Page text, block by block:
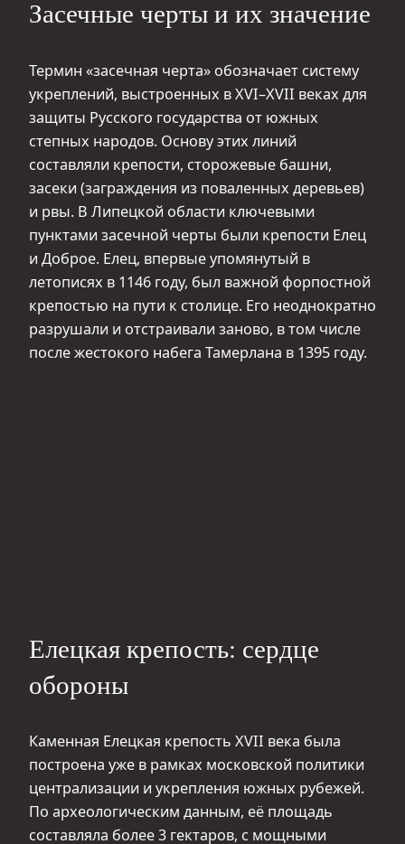
Засечные черты и их значение
Термин «засечная черта» обозначает систему
укреплений, выстроенных в XVI–XVII веках для
защиты Русского государства от южных
степных народов. Основу этих линий
составляли крепости, сторожевые башни,
засеки (заграждения из поваленных деревьев)
и рвы. В Липецкой области ключевыми
пунктами засечной черты были крепости Елец
и Доброе. Елец, впервые упомянутый в
летописях в 1146 году, был важной форпостной
крепостью на пути к столице. Его неоднократно
разрушали и отстраивали заново, в том числе
после жестокого набега Тамерлана в 1395 году.
Елецкая крепость: сердце
обороны
Каменная Елецкая крепость XVII века была
построена уже в рамках московской политики
централизации и укрепления южных рубежей.
По археологическим данным, её площадь
составляла более 3 гектаров, с мощными